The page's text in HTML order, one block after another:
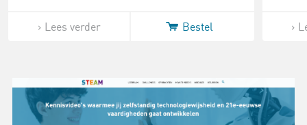
Lees verder Bestel